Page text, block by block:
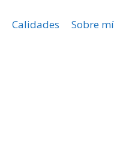
Calidades Sobre mí